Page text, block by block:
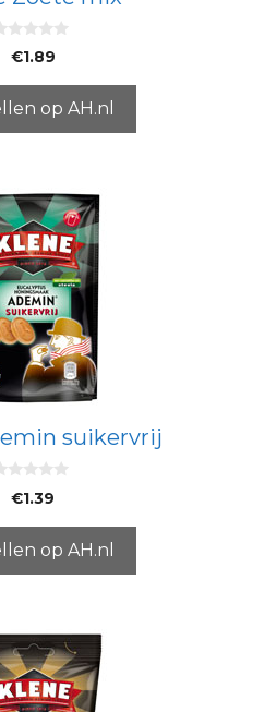
€1.89
op AH.nl
suikervrij
€1.39
op AH.nl